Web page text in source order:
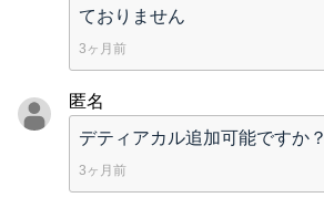
ておりません
3ヶ月前
匿名
デティアカル追加可能ですか？
3ヶ月前